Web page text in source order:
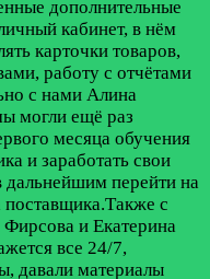
дополнительные
кабинет, в нём
карточки товаров,
работу с отчётами
с нами Алина
могли ещё раз
месяца обучения
и заработать свои
дальнейшим перейти на
поставщика.Также с
и Екатерина
все 24/7,
давали материалы